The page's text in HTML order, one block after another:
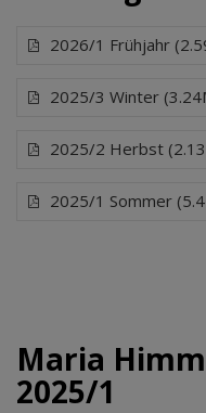
2026/1 Frühjahr
2025/3 Winter
2025/2 Herbst
2025/1 Sommer
Maria
2025/1